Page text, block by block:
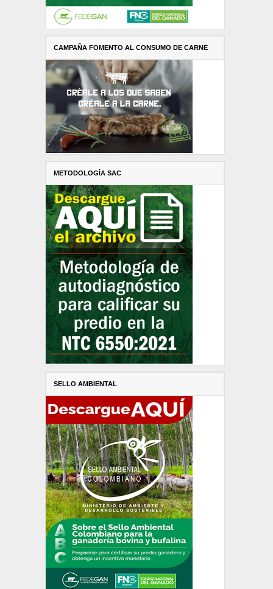
CAMPAÑA FOMENTO AL CONSUMO DE CARNE
METODOLOGÍA SAC
SELLO AMBIENTAL